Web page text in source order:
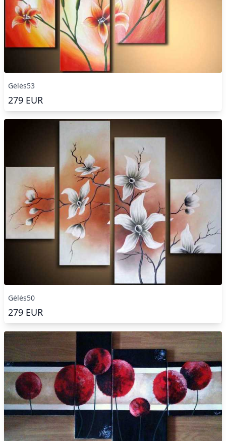
Gėlės53
279 EUR
Gėlės50
279 EUR